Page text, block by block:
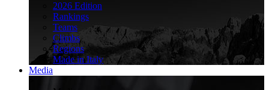
2026 Edition
Rankings
Teams
Climbs
Regions
Made in Italy
Media